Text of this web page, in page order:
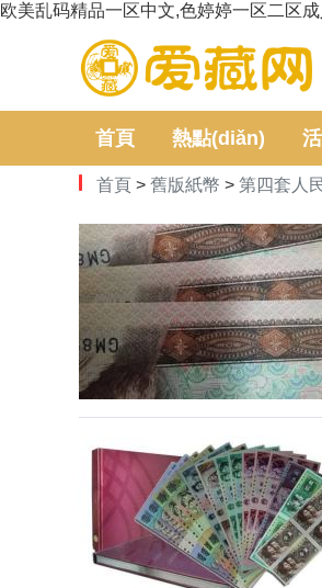
欧美乱码精品一区中文,色婷婷一区二区
首頁 熱點(diǎn)
首頁 > 舊版紙幣 > 第四套人